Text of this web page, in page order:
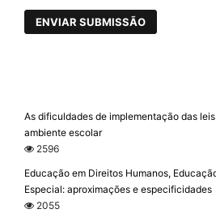
ENVIAR SUBMISSÃO
As dificuldades de implementação das
ambiente escolar
2596
Educação em Direitos Humanos,
Especial: aproximações e especificidades
2055